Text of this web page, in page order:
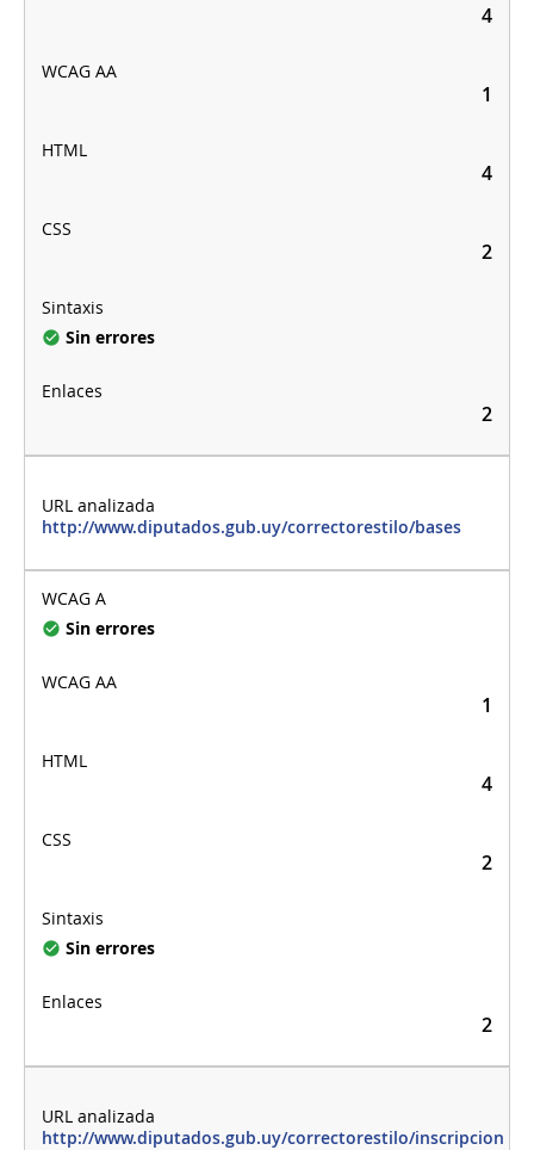
4
1
4
2
Sin errores
2
http://www.diputados.gub.uy/correctorestilo/bases
Sin errores
1
4
2
Sin errores
2
http://www.diputados.gub.uy/correctorestilo/inscripcion